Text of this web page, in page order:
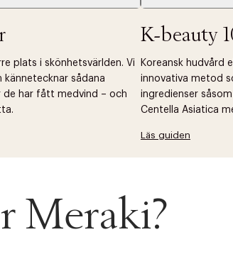
plats i skönhetsvärlden. Vi
sådana
de har fått medvind – och
K-beauty
Koreansk hudvård
innovativa metod
ingredienser
Centella Asiatica
Läs guiden
Meraki?